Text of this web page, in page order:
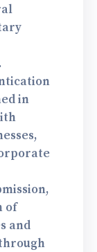
in
of
and